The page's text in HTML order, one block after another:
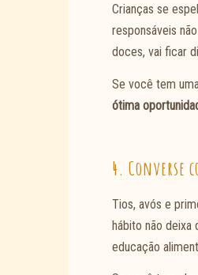
Crianças se
responsáveis
doces, vai ficar
Se você tem
ótima
4. Converse
Tios, avós e
hábito não deixa
educação